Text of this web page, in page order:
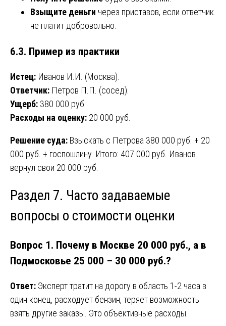
Взыщите деньги через приставов, если ответчик
не платит добровольно.
6.3. Пример из практики
Истец: Иванов И.И. (Москва).
Ответчик: Петров П.П. (сосед).
Ущерб: 380 000 руб.
Расходы на оценку: 20 000 руб.
Решение суда: Взыскать с Петрова 380 000 руб. + 20
000 руб. + госпошлину. Итого: 407 000 руб. Иванов
вернул свои 20 000 руб.
Раздел 7. Часто задаваемые
вопросы о стоимости оценки
Вопрос 1. Почему в Москве 20 000 руб., а в
Подмосковье 25 000 – 30 000 руб.?
Ответ: Эксперт тратит на дорогу в область 1-2 часа в
один конец, расходует бензин, теряет возможность
взять другие заказы. Это объективные расходы.